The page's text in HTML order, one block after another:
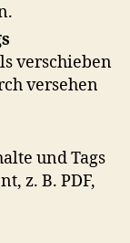
verschieben
versehen
und Tags
z. B. PDF,